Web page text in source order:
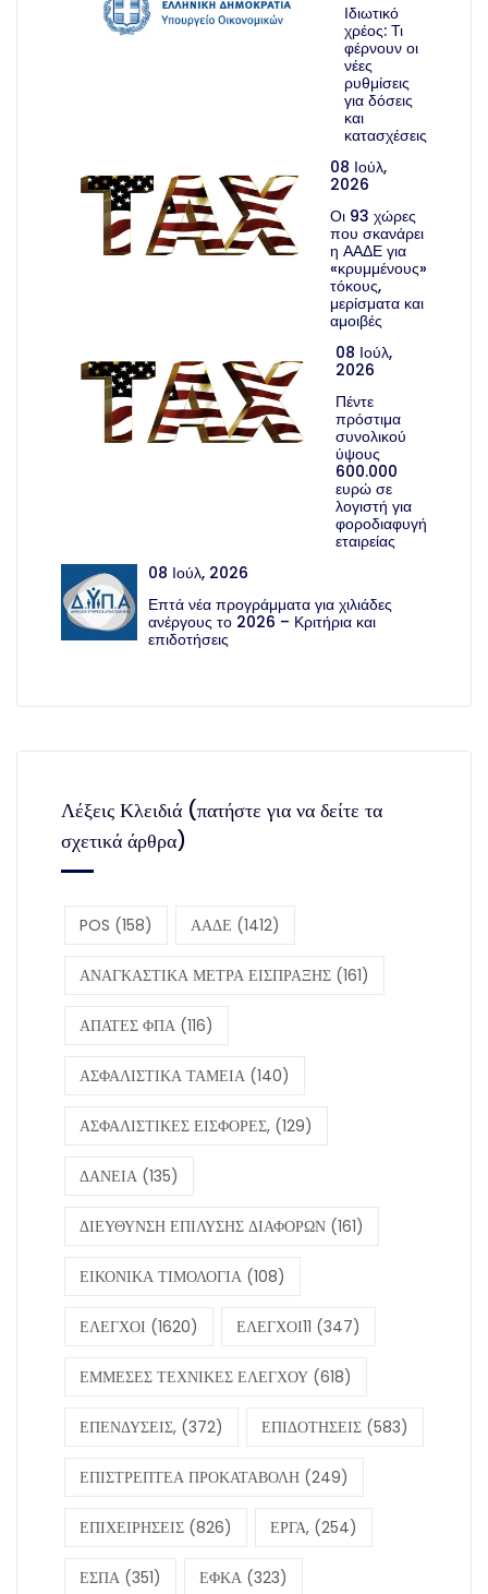
Ιδιωτικό
χρέος: Τι
φέρνουν οι
νέες
ρυθμίσεις
για δόσεις
και
κατασχέσεις
08 Ιούλ,
2026
Οι 93 χώρες
που σκανάρει
η ΑΑΔΕ για
«κρυμμένους»
τόκους,
μερίσματα και
αμοιβές
08 Ιούλ,
2026
Πέντε
πρόστιμα
συνολικού
ύψους
600.000
ευρώ σε
λογιστή για
φοροδιαφυγή
εταιρείας
08 Ιούλ, 2026
Επτά νέα προγράμματα για χιλιάδες
ανέργους το 2026 – Κριτήρια και
επιδοτήσεις
Λέξεις Κλειδιά (πατήστε για να δείτε τα
σχετικά άρθρα)
POS (158) ΑΑΔΕ (1412)
ΑΝΑΓΚΑΣΤΙΚΑ ΜΕΤΡΑ ΕΙΣΠΡΑΞΗΣ (161)
ΑΠΑΤΕΣ ΦΠΑ (116)
ΑΣΦΑΛΙΣΤΙΚΑ ΤΑΜΕΙΑ (140)
ΑΣΦΑΛΙΣΤΙΚΕΣ ΕΙΣΦΟΡΕΣ, (129)
ΔΑΝΕΙΑ (135)
ΔΙΕΥΘΥΝΣΗ ΕΠΙΛΥΣΗΣ ΔΙΑΦΟΡΩΝ (161)
ΕΙΚΟΝΙΚΑ ΤΙΜΟΛΟΓΙΑ (108)
ΕΛΕΓΧΟΙ (1620) ΕΛΕΓΧΟΙ11 (347)
ΕΜΜΕΣΕΣ ΤΕΧΝΙΚΕΣ ΕΛΕΓΧΟΥ (618)
ΕΠΕΝΔΥΣΕΙΣ, (372) ΕΠΙΔΟΤΗΣΕΙΣ (583)
ΕΠΙΣΤΡΕΠΤΕΑ ΠΡΟΚΑΤΑΒΟΛΗ (249)
ΕΠΙΧΕΙΡΗΣΕΙΣ (826) ΕΡΓΑ, (254)
ΕΣΠΑ (351) ΕΦΚΑ (323)